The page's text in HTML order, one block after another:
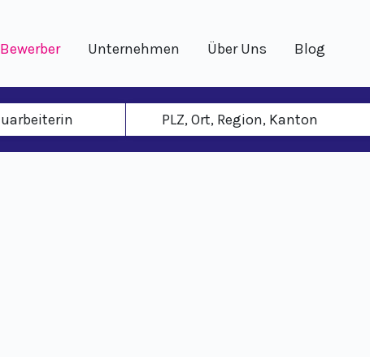
Bewerber Unternehmen Über Uns Blog